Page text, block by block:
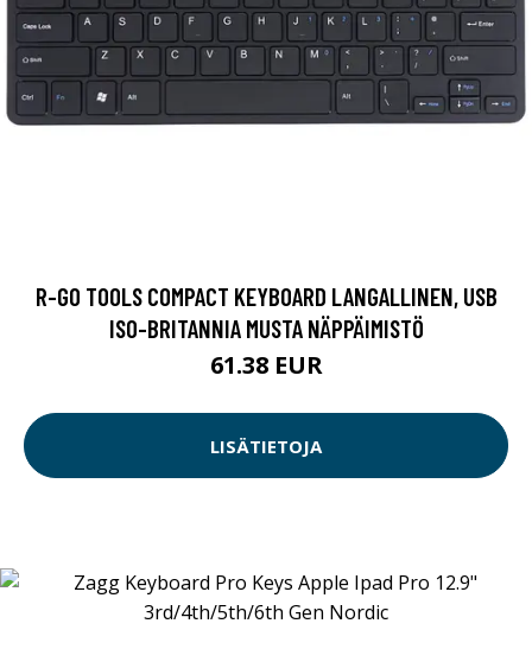
R-GO TOOLS COMPACT KEYBOARD LANGALLINEN, USB
ISO-BRITANNIA MUSTA NÄPPÄIMISTÖ
61.38 EUR
LISÄTIETOJA